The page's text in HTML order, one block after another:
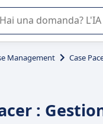
di Appvizer vi guida
Management Case
: